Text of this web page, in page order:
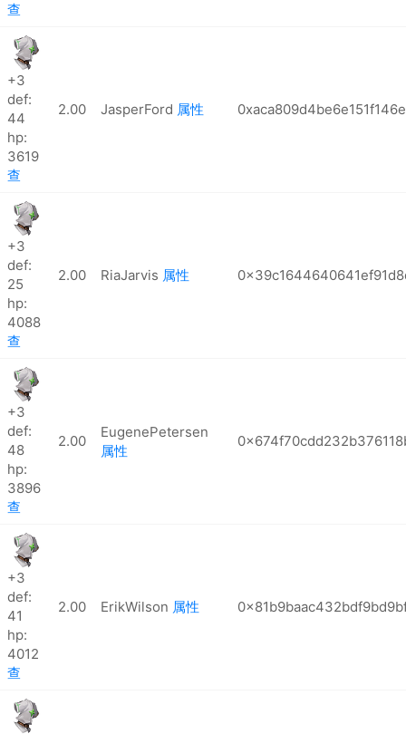
查
+3
def:
44
hp:
3619
查
2.00 JasperFord 属性
+3
def:
25
hp:
4088
查
2.00 RiaJarvis 属性
+3
def:
48
hp:
3896
查
2.00
EugenePetersen
属性
+3
def:
41
hp:
4012
查
2.00 ErikWilson 属性